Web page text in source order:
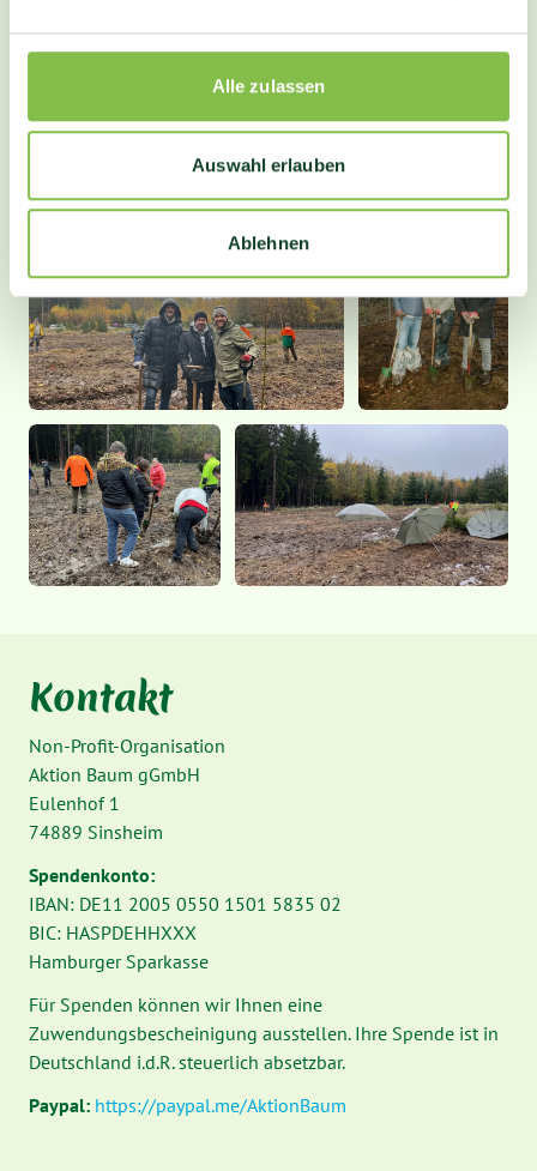
Alle zulassen
Auswahl erlauben
Ablehnen
Gepflanzte Bäume:13.613
Gepflanzte Baumarten:Blauglockenbaum, Küstentanne
Kontakt
Non-Profit-Organisation
Aktion Baum gGmbH
Eulenhof 1
74889 Sinsheim
Spendenkonto:
IBAN: DE11 2005 0550 1501 5835 02
BIC: HASPDEHHXXX
Hamburger Sparkasse
Für Spenden können wir Ihnen eine
Zuwendungsbescheinigung ausstellen. Ihre Spende ist in
Deutschland i.d.R. steuerlich absetzbar.
Paypal: https://paypal.me/AktionBaum